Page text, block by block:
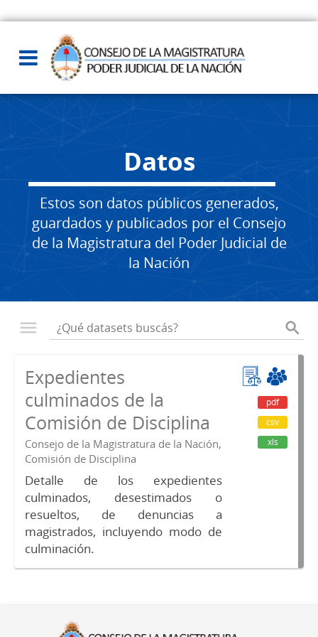
Datos
Estos son datos públicos generados,
guardados y publicados por el Consejo
de la Magistratura del Poder Judicial de
la Nación
Expedientes
culminados de la
Comisión de Disciplina
Consejo de la Magistratura de la Nación,
Comisión de Disciplina
Detalle de los expedientes
culminados, desestimados o
resueltos, de denuncias a
magistrados, incluyendo modo de
culminación.
pdf
csv
xls